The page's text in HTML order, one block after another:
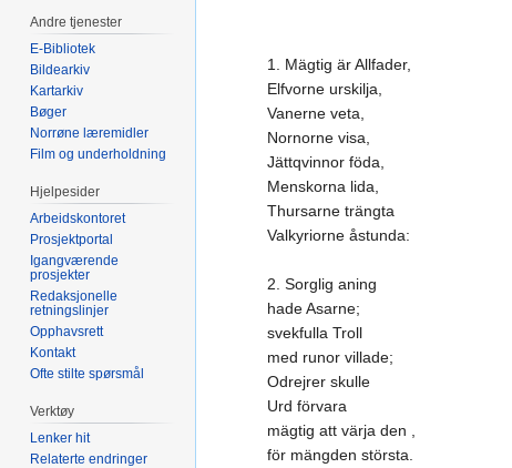
1. Mägtig är Allfader,
Elfvorne urskilja,
Vanerne veta,
Nornorne visa,
Jättqvinnor föda,
Menskorna lida,
Thursarne trängta
Valkyriorne åstunda:
2. Sorglig aning
hade Asarne;
svekfulla Troll
med runor villade;
Odrejrer skulle
Urd förvara
mägtig att värja den ,
för mängden största.
Andre tjenester
E-Bibliotek
Bildearkiv
Kartarkiv
Bøger
Norrøne læremidler
Film og underholdning
Hjelpesider
Arbeidskontoret
Prosjektportal
Igangværende
prosjekter
Redaksjonelle
retningslinjer
Opphavsrett
Kontakt
Ofte stilte spørsmål
Verktøy
Lenker hit
Relaterte endringer